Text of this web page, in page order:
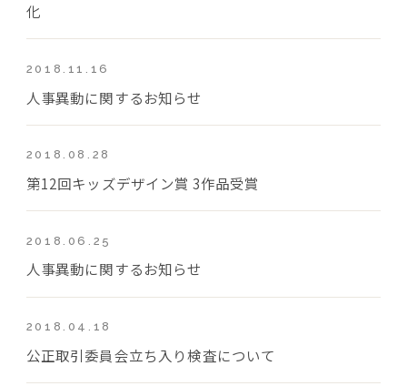
化
2018.11.16
人事異動に関するお知らせ
2018.08.28
第12回キッズデザイン賞 3作品受賞
2018.06.25
人事異動に関するお知らせ
2018.04.18
公正取引委員会立ち入り検査について